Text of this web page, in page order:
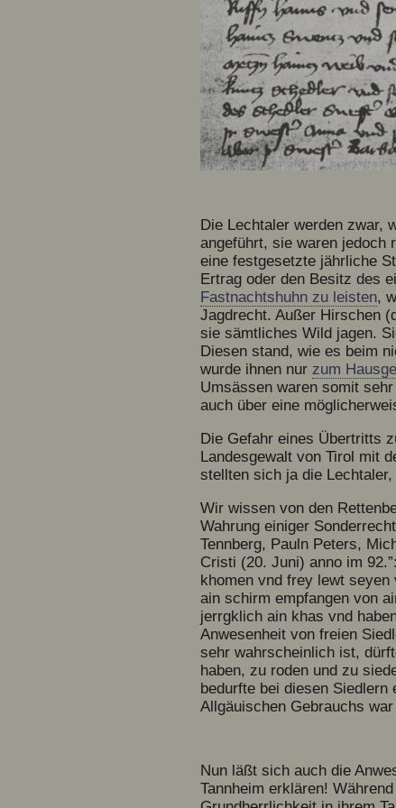
Die Lechtaler werden zwar,
angeführt, sie waren jedoch
eine festgesetzte jährliche
Ertrag oder den Besitz des
Fastnachtshuhn zu leisten,
Jagdrecht. Außer Hirschen
sie sämtliches Wild jagen.
Diesen stand, wie es beim
wurde ihnen nur zum
Umsässen waren somit
auch über eine
Die Gefahr eines Übertritts
Landesgewalt von Tirol mit
stellten sich ja die
Wir wissen von den
Wahrung einiger
Tennberg, Pauln Peters,
Cristi (20. Juni) anno im
khomen vnd frey lewt
ain schirm empfangen von
jerrgklich ain khas vnd
Anwesenheit von freien
sehr wahrscheinlich ist,
haben, zu roden und zu
bedurfte bei diesen
Allgäuischen Gebrauchs
Nun läßt sich auch die
Tannheim erklären!